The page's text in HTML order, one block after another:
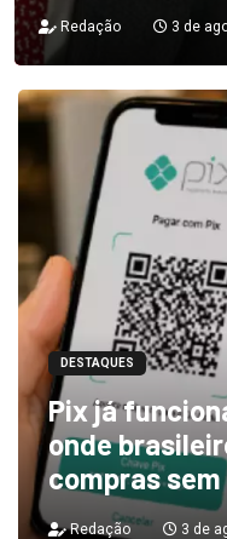
Redação 3 de
DESTAQUES
Pix já
onde
compras
Redação 3 de